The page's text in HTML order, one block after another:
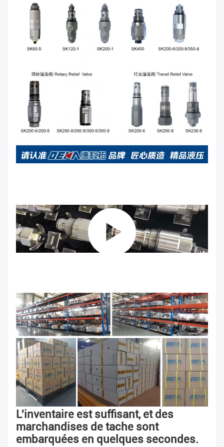
L'inventaire est suffisant, et des
marchandises de tache sont
embarquées en quelques secondes.